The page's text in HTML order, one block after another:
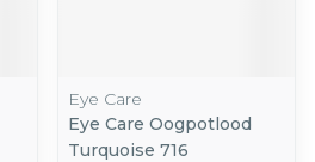
Eye Care
Eye Care Oogpotlood
Turquoise 716